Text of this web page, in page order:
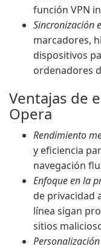
función VPN
Sincronización
marcadores,
dispositivos
ordenadores
Ventajas de
Opera
Rendimiento
y eficiencia
navegación
Enfoque en la
de privacidad
línea sigan
sitios